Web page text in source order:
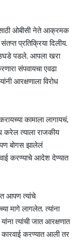
ओबीसी नेते आक्रमक
प्रतिक्रिया दिलीय.
पडले. आपला खरा
संपवायचा एवढा
आरक्षणाला विरोध
कामाला लागायचं,
करेल त्याला राजकीय
बोगस झालेलं
करण्याचे आदेश देण्यात
आपण त्यांचे
मागे लागलेत. त्यांना
त्यांची जात आरक्षणात
कारवाई करण्यात आली तर